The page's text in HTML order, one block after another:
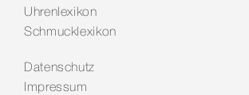
Uhrenlexikon
Schmucklexikon
Datenschutz
Impressum